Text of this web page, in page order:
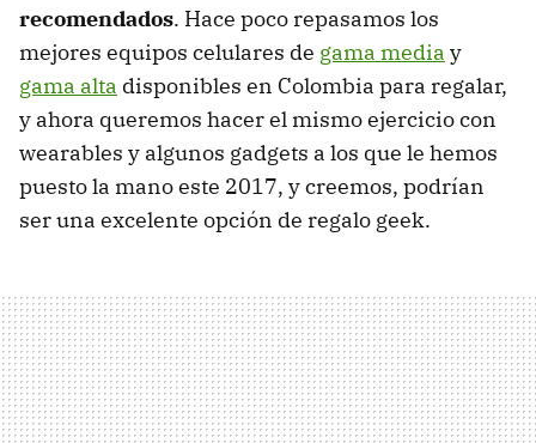
recomendados. Hace poco repasamos los
mejores equipos celulares de gama media y
gama alta disponibles en Colombia para regalar,
y ahora queremos hacer el mismo ejercicio con
wearables y algunos gadgets a los que le hemos
puesto la mano este 2017, y creemos, podrían
ser una excelente opción de regalo geek.